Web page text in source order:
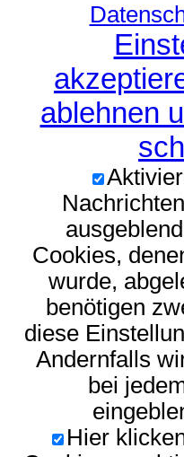
ablehnen
Cookies,
wurde,
benötigen
diese
Andernfalls
bei
Hier